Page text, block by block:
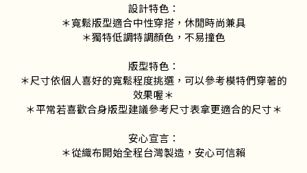
設計特色：
＊寬鬆版型適合中性穿搭，休閒時尚兼具
＊獨特低調特調顏色，不易撞色
版型特色：
＊尺寸依個人喜好的寬鬆程度挑選，可以參考模特們穿著的
效果喔＊
＊平常若喜歡合身版型建議參考尺寸表拿更適合的尺寸＊
安心宣言：
＊從織布開始全程台灣製造，安心可信賴